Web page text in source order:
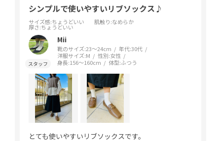
シンプルで使いやすいリブソックス♪
サイズ感:ちょうどいい 肌触り:なめらか
厚さ:ちょうどいい
Mii
靴のサイズ:23～24cm 年代:30代
洋服サイズ:M 性別:女性
身長:156～160cm 体型:ふつう
とても使いやすいリブソックスです。